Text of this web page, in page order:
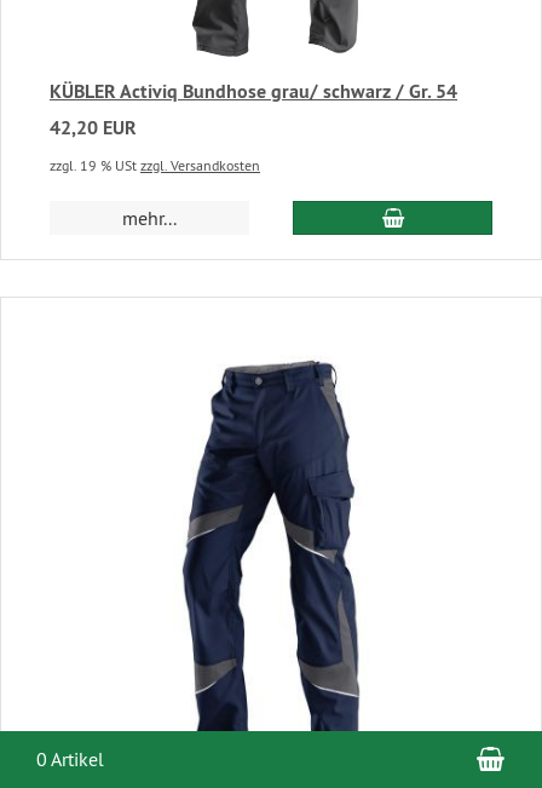
KÜBLER Activiq Bundhose grau/ schwarz / Gr. 54
42,20 EUR
zzgl. 19 % USt zzgl. Versandkosten
mehr... In den
0 Artikel